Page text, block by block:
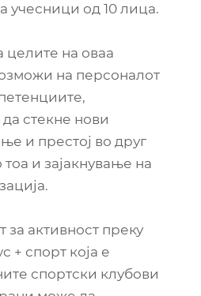
учесници од 10 лица.
целите на оваа
на персоналот
стекне нови
и престој во друг
и зајакнување на
активност преку
+ спорт која е
спортски клубови